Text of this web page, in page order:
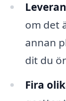
om det
annan
dit du
Fira